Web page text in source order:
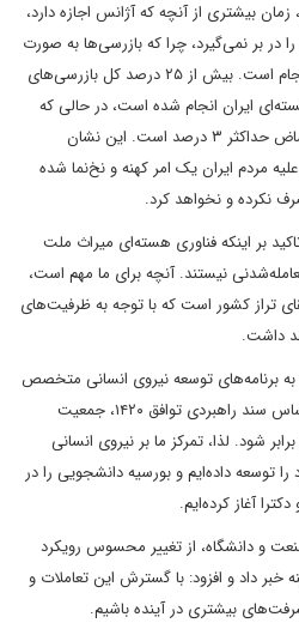
بیشتری از آنچه که آژانس اجازه دارد،
در بر نمی‌گیرد، چرا که بازرسی‌ها به صورت
برنامه‌ریزی شده و سرزده در حال انجام است. بیش از ۲۵ درصد کل بازرسی‌های
تأسیسات هسته‌ای ایران انجام شده است، در حالی که
سهم ما از صنایع هسته‌ای دنیا با اغماض حداکثر ۳ درصد است. این نشان
مردم ایران یک امر کهنه و نخ‌نما شده
نکرده و نخواهد کرد.
بر اینکه فناوری هسته‌ای میراث ملت
نیستند. آنچه برای ما مهم است،
تراز کشور است که با توجه به ظرفیت‌های
داشت.
برنامه‌های توسعه نیروی انسانی متخصص
در این حوزه اشاره کرد و گفت: بر اساس سند راهبردی توافق ۱۴۲۰، جمعیت
شود. لذا، تمرکز ما بر نیروی انسانی
توسعه داده‌ایم و بورسیه دانشجویی را در
آغاز کرده‌ایم.
و دانشگاه، از تغییر محسوس رویکرد
داد و افزود: با گسترش این تعاملات و
بیشتری در آینده باشیم.